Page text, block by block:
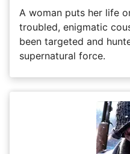
A woman puts her life
troubled, enigmatic
been targeted and
supernatural force.